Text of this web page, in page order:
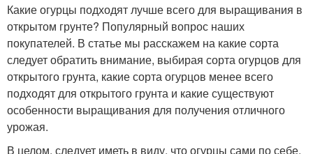
Какие огурцы подходят лучше всего для выращивания в
открытом грунте? Популярный вопрос наших
покупателей. В статье мы расскажем на какие сорта
следует обратить внимание, выбирая сорта огурцов для
открытого грунта, какие сорта огурцов менее всего
подходят для открытого грунта и какие существуют
особенности выращивания для получения отличного
урожая.
В целом, следует иметь в виду, что огурцы сами по себе,